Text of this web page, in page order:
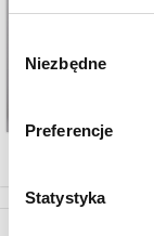
zgody
Niezbędne
Preferencje
Statystyka